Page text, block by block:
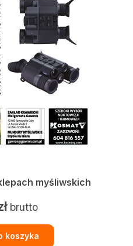
myśliwskich
brutto
koszyka